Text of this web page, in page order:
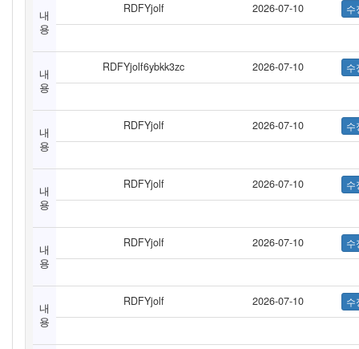
내
용
RDFYjolf 2026-07-10
내
용
RDFYjolf6ybkk3zc 2026-07-10
내
용
RDFYjolf 2026-07-10
내
용
RDFYjolf 2026-07-10
내
용
RDFYjolf 2026-07-10
내
용
RDFYjolf 2026-07-10